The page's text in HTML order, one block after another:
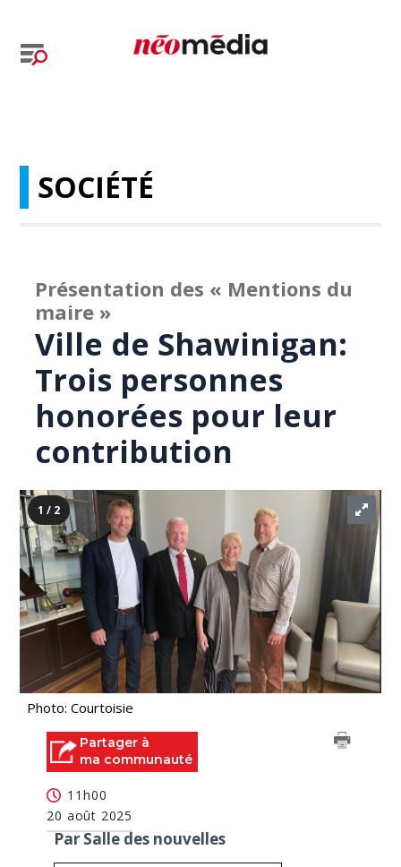
SOCIÉTÉ
Présentation des « Mentions du
maire »
Ville de Shawinigan:
Trois personnes
honorées pour leur
contribution
1 / 2
Photo: Courtoisie
Partager à
ma communauté
11h00
20 août 2025
Par Salle des nouvelles